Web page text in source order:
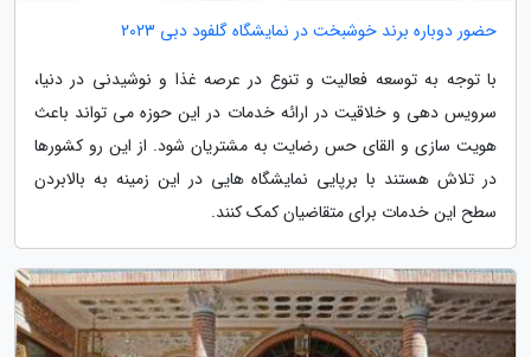
حضور دوباره برند خوشبخت در نمایشگاه گلفود دبی 2023
با توجه به توسعه فعالیت و تنوع در عرصه غذا و نوشیدنی در دنیا،
سرویس دهی و خلاقیت در ارائه خدمات در این حوزه می تواند باعث
هویت سازی و القای حس رضایت به مشتریان شود. از این رو کشورها
در تلاش هستند با برپایی نمایشگاه هایی در این زمینه به بالابردن
سطح این خدمات برای متقاضیان کمک کنند.